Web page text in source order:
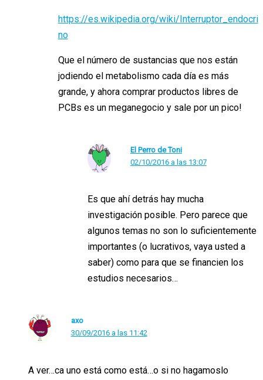
https://es.wikipedia.org/wiki/Interruptor_endocri
no
Que el número de sustancias que nos están
jodiendo el metabolismo cada día es más
grande, y ahora comprar productos libres de
PCBs es un meganegocio y sale por un pico!
El Perro de Toni
02/10/2016 a las 13:07
Es que ahí detrás hay mucha
investigación posible. Pero parece que
algunos temas no son lo suficientemente
importantes (o lucrativos, vaya usted a
saber) como para que se financien los
estudios necesarios…
axo
30/09/2016 a las 11:42
A ver…ca uno está como está…o si no hagamoslo